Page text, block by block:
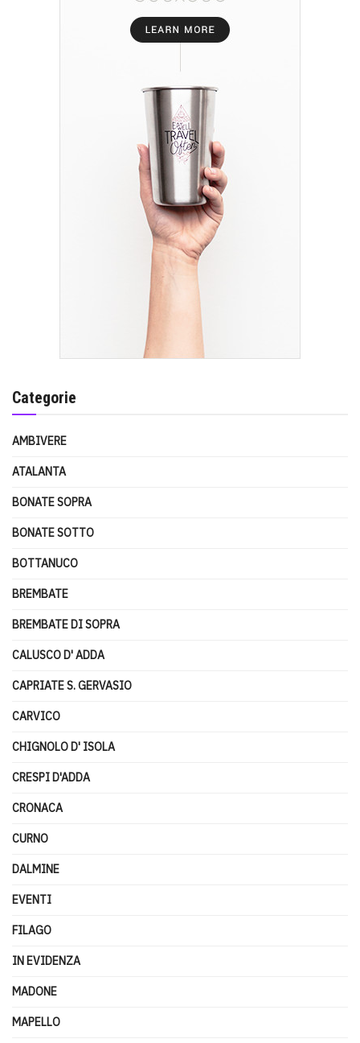
Categorie
AMBIVERE
ATALANTA
BONATE SOPRA
BONATE SOTTO
BOTTANUCO
BREMBATE
BREMBATE DI SOPRA
CALUSCO D' ADDA
CAPRIATE S. GERVASIO
CARVICO
CHIGNOLO D' ISOLA
CRESPI D'ADDA
CRONACA
CURNO
DALMINE
EVENTI
FILAGO
IN EVIDENZA
MADONE
MAPELLO